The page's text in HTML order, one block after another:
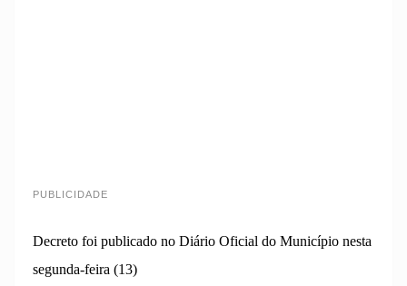
PUBLICIDADE
Decreto foi publicado no Diário Oficial do Município nesta
segunda-feira (13)